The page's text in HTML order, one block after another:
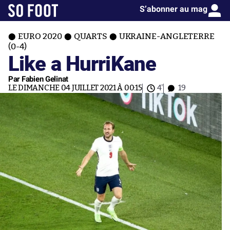
S’abonner au mag
EURO 2020 QUARTS
UKRAINE-ANGLETERRE
(0-4)
Like a HurriKane
Par Fabien Gelinat
LE DIMANCHE 04 JUILLET 2021 À 00:15 4' 19